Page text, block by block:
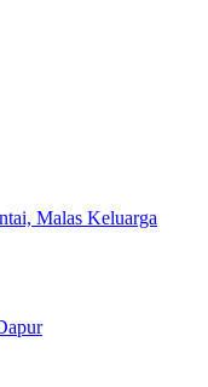
Malas Keluarga